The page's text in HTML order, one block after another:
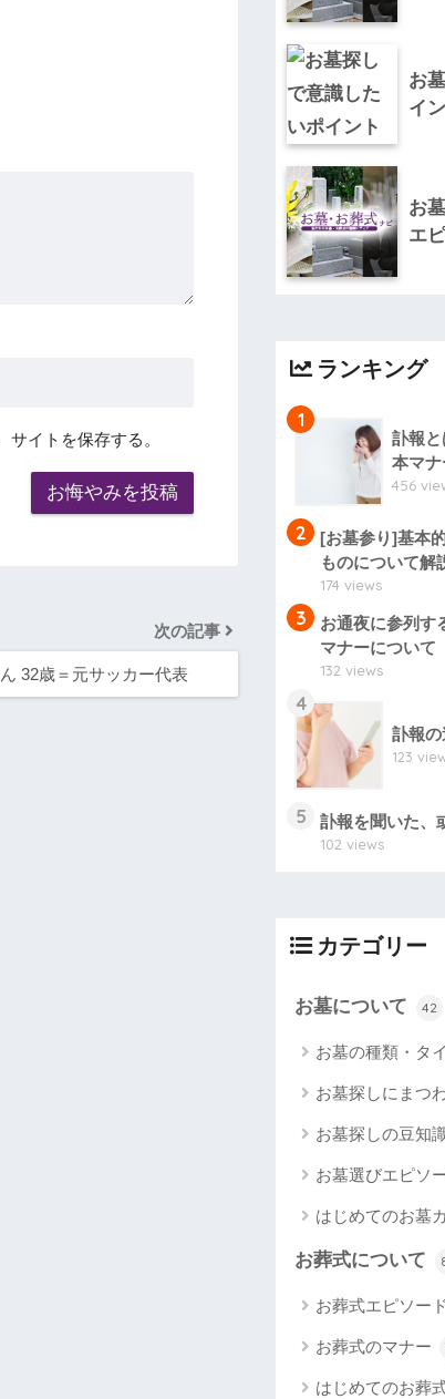
イトを保存する。
次の記事
32歳＝元サッカー代表
お
イ
お
エ
ランキング
1
訃報
本マ
456
2
[お墓参り]基本
ものについて解
174 views
3
お通夜に参列す
マナーについて
132 views
4
訃報
123
5 訃報を聞いた、
102 views
カテゴリー
お墓について 42
お墓の種類・タ
お墓探しにまつ
お墓探しの豆知
お墓選びエピソ
はじめてのお墓
お葬式について
お葬式エピソード
お葬式のマナー
はじめてのお葬